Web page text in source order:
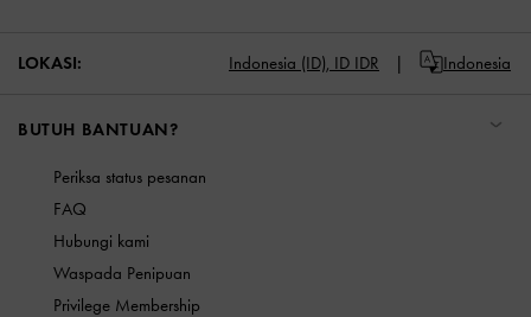
LOKASI: Indonesia (ID), ID IDR Indonesia
BUTUH BANTUAN?
Periksa status pesanan
FAQ
Hubungi kami
Waspada Penipuan
Privilege Membership